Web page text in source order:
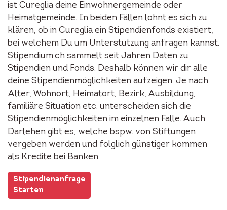
ist Cureglia deine Einwohnergemeinde oder
Heimatgemeinde. In beiden Fällen lohnt es sich zu
klären, ob in Cureglia ein Stipendienfonds existiert,
bei welchem Du um Unterstützung anfragen kannst.
Stipendium.ch sammelt seit Jahren Daten zu
Stipendien und Fonds. Deshalb können wir dir alle
deine Stipendienmöglichkeiten aufzeigen. Je nach
Alter, Wohnort, Heimatort, Bezirk, Ausbildung,
familiäre Situation etc. unterscheiden sich die
Stipendienmöglichkeiten im einzelnen Falle. Auch
Darlehen gibt es, welche bspw. von Stiftungen
vergeben werden und folglich günstiger kommen
als Kredite bei Banken.
Stipendienanfrage
Starten